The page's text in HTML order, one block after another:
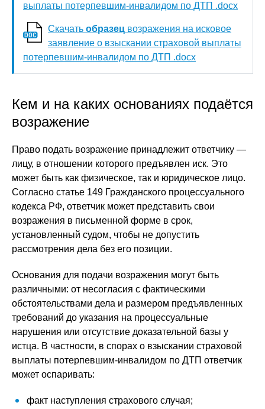
выплаты потерпевшим-инвалидом по ДТП .docx
Скачать образец возражения на исковое
заявление о взыскании страховой выплаты
потерпевшим-инвалидом по ДТП .docx
Кем и на каких основаниях подаётся
возражение
Право подать возражение принадлежит ответчику —
лицу, в отношении которого предъявлен иск. Это
может быть как физическое, так и юридическое лицо.
Согласно статье 149 Гражданского процессуального
кодекса РФ, ответчик может представить свои
возражения в письменной форме в срок,
установленный судом, чтобы не допустить
рассмотрения дела без его позиции.
Основания для подачи возражения могут быть
различными: от несогласия с фактическими
обстоятельствами дела и размером предъявленных
требований до указания на процессуальные
нарушения или отсутствие доказательной базы у
истца. В частности, в спорах о взыскании страховой
выплаты потерпевшим-инвалидом по ДТП ответчик
может оспаривать:
факт наступления страхового случая;